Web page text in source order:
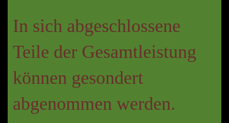
In sich abgeschlossene
Teile der Gesamtleistung
können gesondert
abgenommen werden.